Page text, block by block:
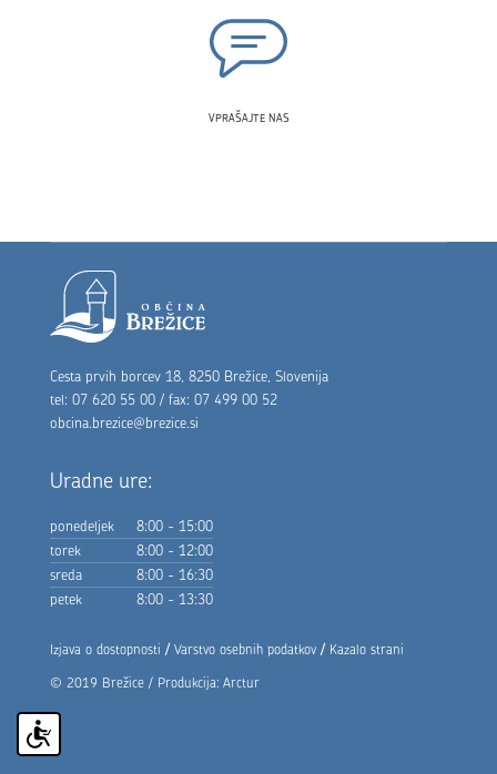
VPRAŠAJTE NAS
Noga strani
Cesta prvih borcev 18, 8250 Brežice, Slovenija
tel: 07 620 55 00 / fax: 07 499 00 52
obcina.brezice@brezice.si
Uradne ure:
ponedeljek
8:00 - 15:00
torek
8:00 - 12:00
sreda
8:00 - 16:30
petek
8:00 - 13:30
Izjava o dostopnosti /Varstvo osebnih podatkov / Kazalo strani
© 2019 Brežice / Produkcija: Arctur